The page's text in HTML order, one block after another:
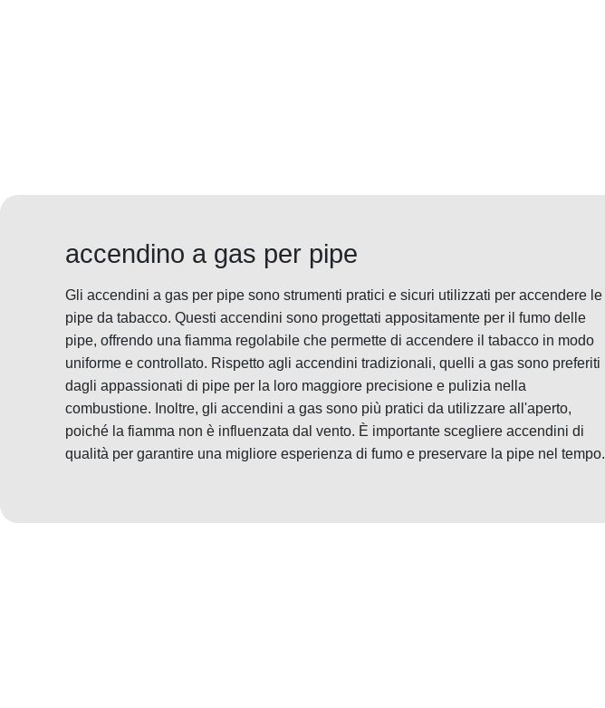
accendino a gas per pipe
Gli accendini a gas per pipe sono strumenti pratici e sicuri utilizzati per accendere le
pipe da tabacco. Questi accendini sono progettati appositamente per il fumo delle
pipe, offrendo una fiamma regolabile che permette di accendere il tabacco in modo
uniforme e controllato. Rispetto agli accendini tradizionali, quelli a gas sono preferiti
dagli appassionati di pipe per la loro maggiore precisione e pulizia nella
combustione. Inoltre, gli accendini a gas sono più pratici da utilizzare all'aperto,
poiché la fiamma non è influenzata dal vento. È importante scegliere accendini di
qualità per garantire una migliore esperienza di fumo e preservare la pipe nel tempo.